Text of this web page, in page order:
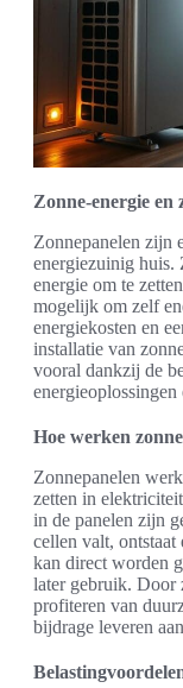
Zonne-energie en
Zonnepanelen zijn
energiezuinig huis.
energie om te
mogelijk om zelf
energiekosten en
installatie van
vooral dankzij de
Hoe werken
Zonnepanelen
zetten in
in de panelen zijn
cellen valt, ontstaat
kan direct worden
later gebruik. Door
profiteren van
bijdrage leveren